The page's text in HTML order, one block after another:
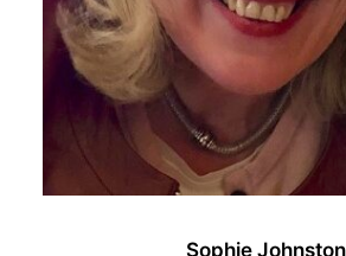
Sophie Johnston